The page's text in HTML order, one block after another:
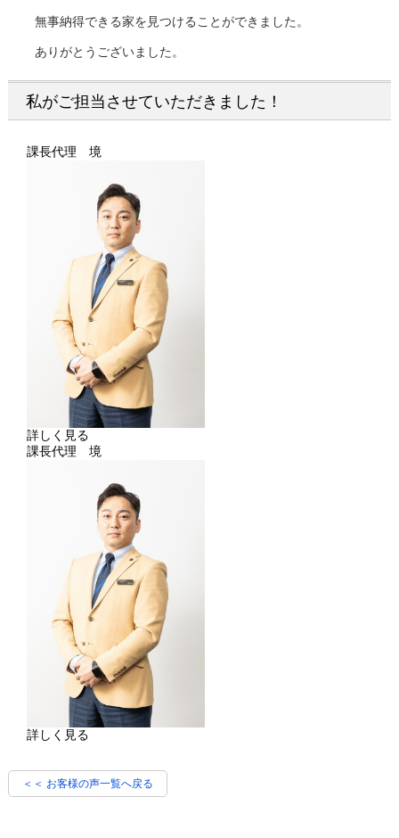
無事納得できる家を見つけることができました。
ありがとうございました。
私がご担当させていただきました！
課長代理 境
詳しく見る
課長代理 境
詳しく見る
＜＜ お客様の声一覧へ戻る